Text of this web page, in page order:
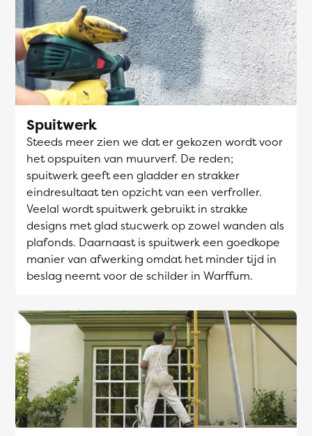
Spuitwerk
Steeds meer zien we dat er gekozen wordt voor
het opspuiten van muurverf. De reden;
spuitwerk geeft een gladder en strakker
eindresultaat ten opzicht van een verfroller.
Veelal wordt spuitwerk gebruikt in strakke
designs met glad stucwerk op zowel wanden als
plafonds. Daarnaast is spuitwerk een goedkope
manier van afwerking omdat het minder tijd in
beslag neemt voor de schilder in Warffum.